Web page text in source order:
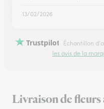
13/02/2026
Trustpilot Échantillon
les avis de la
Livraison de